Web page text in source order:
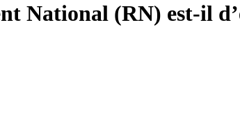
National (RN) est-il